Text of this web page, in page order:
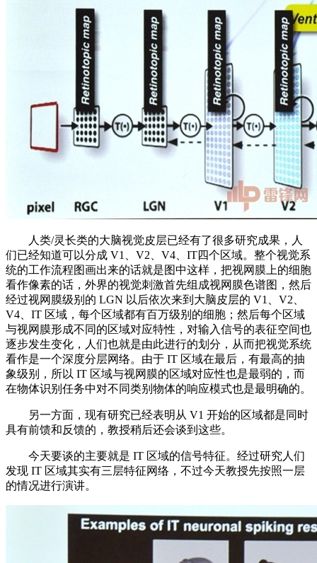
人类/灵长类的大脑视觉皮层已经有了很多研究成果，人
们已经知道可以分成 V1、V2、V4、IT四个区域。整个视觉系
统的工作流程图画出来的话就是图中这样，把视网膜上的细胞
看作像素的话，外界的视觉刺激首先组成视网膜色谱图，然后
经过视网膜级别的 LGN 以后依次来到大脑皮层的 V1、V2、
V4、IT 区域，每个区域都有百万级别的细胞；然后每个区域
与视网膜形成不同的区域对应特性，对输入信号的表征空间也
逐步发生变化，人们也就是由此进行的划分，从而把视觉系统
看作是一个深度分层网络。由于 IT 区域在最后，有最高的抽
象级别，所以 IT 区域与视网膜的区域对应性也是最弱的，而
在物体识别任务中对不同类别物体的响应模式也是最明确的。
另一方面，现有研究已经表明从 V1 开始的区域都是同时
具有前馈和反馈的，教授稍后还会谈到这些。
今天要谈的主要就是 IT 区域的信号特征。经过研究人们
发现 IT 区域其实有三层特征网络，不过今天教授先按照一层
的情况进行演讲。